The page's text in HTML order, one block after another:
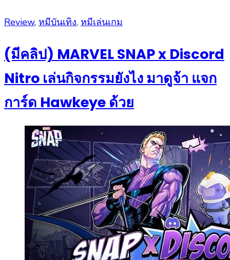
Posted
Review, หมีบันเทิง, หมีเล่นเกม
(มีคลิป) MARVEL SNAP x Discord
Nitro เล่นกิจกรรมยังไง มาดูจ้า แจก
การ์ด Hawkeye ด้วย